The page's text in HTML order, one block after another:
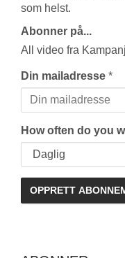
som helst.
Abonner på...
All video fra
Din mailadresse *
How often do you